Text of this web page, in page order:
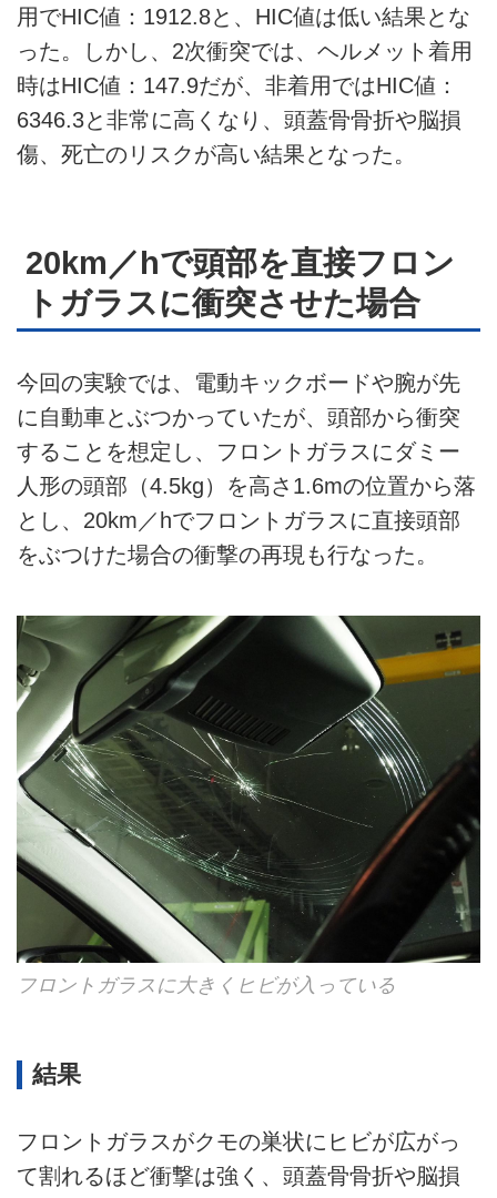
用でHIC値：1912.8と、HIC値は低い結果とな
った。しかし、2次衝突では、ヘルメット着用
時はHIC値：147.9だが、非着用ではHIC値：
6346.3と非常に高くなり、頭蓋骨骨折や脳損
傷、死亡のリスクが高い結果となった。
20km／hで頭部を直接フロン
トガラスに衝突させた場合
今回の実験では、電動キックボードや腕が先
に自動車とぶつかっていたが、頭部から衝突
することを想定し、フロントガラスにダミー
人形の頭部（4.5kg）を高さ1.6mの位置から落
とし、20km／hでフロントガラスに直接頭部
をぶつけた場合の衝撃の再現も行なった。
フロントガラスに大きくヒビが入っている
結果
フロントガラスがクモの巣状にヒビが広がっ
て割れるほど衝撃は強く、頭蓋骨骨折や脳損